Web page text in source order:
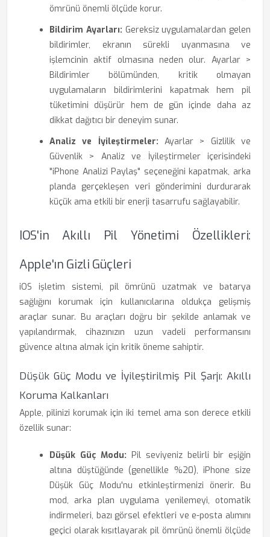
ömrünü önemli ölçüde korur.
Bildirim Ayarları: Gereksiz uygulamalardan gelen
bildirimler, ekranın sürekli uyanmasına ve
işlemcinin aktif olmasına neden olur. Ayarlar >
Bildirimler bölümünden, kritik olmayan
uygulamaların bildirimlerini kapatmak hem pil
tüketimini düşürür hem de gün içinde daha az
dikkat dağıtıcı bir deneyim sunar.
Analiz ve İyileştirmeler: Ayarlar > Gizlilik ve
Güvenlik > Analiz ve İyileştirmeler içerisindeki
"iPhone Analizi Paylaş" seçeneğini kapatmak, arka
planda gerçekleşen veri gönderimini durdurarak
küçük ama etkili bir enerji tasarrufu sağlayabilir.
IOS'in Akıllı Pil Yönetimi Özellikleri:
Apple'ın Gizli Güçleri
iOS işletim sistemi, pil ömrünü uzatmak ve batarya
sağlığını korumak için kullanıcılarına oldukça gelişmiş
araçlar sunar. Bu araçları doğru bir şekilde anlamak ve
yapılandırmak, cihazınızın uzun vadeli performansını
güvence altına almak için kritik öneme sahiptir.
Düşük Güç Modu ve İyileştirilmiş Pil Şarjı: Akıllı
Koruma Kalkanları
Apple, pilinizi korumak için iki temel ama son derece etkili
özellik sunar:
Düşük Güç Modu: Pil seviyeniz belirli bir eşiğin
altına düştüğünde (genellikle %20), iPhone size
Düşük Güç Modu'nu etkinleştirmenizi önerir. Bu
mod, arka plan uygulama yenilemeyi, otomatik
indirmeleri, bazı görsel efektleri ve e-posta alımını
geçici olarak kısıtlayarak pil ömrünü önemli ölçüde